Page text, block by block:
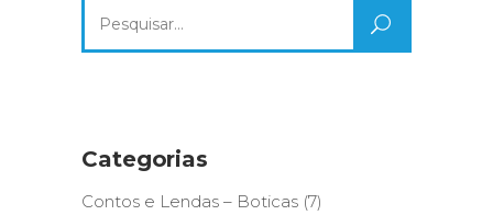
for:
Categorias
Contos e Lendas – Boticas (7)